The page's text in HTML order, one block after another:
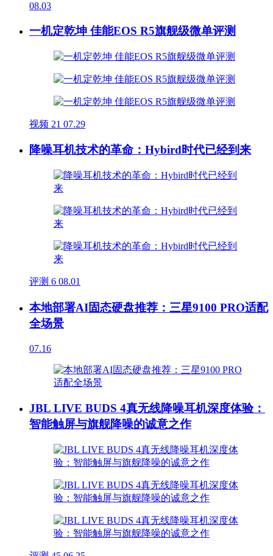
08.03
一机定乾坤 佳能EOS R5旗舰级微单评测
视频 21 07.29
降噪耳机技术的革命：Hybird时代已经到来
评测 6 08.01
本地部署AI固态硬盘推荐：三星9100 PRO适配
全场景
07.16
JBL LIVE BUDS 4真无线降噪耳机深度体验：
智能触屏与旗舰降噪的诚意之作